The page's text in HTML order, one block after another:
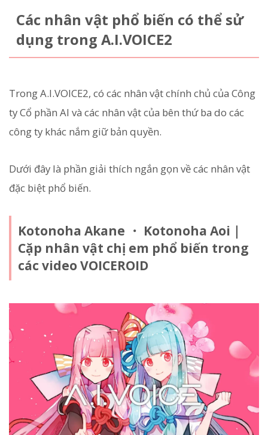
Các nhân vật phổ biến có thể sử
dụng trong A.I.VOICE2
Trong A.I.VOICE2, có các nhân vật chính chủ của Công
ty Cổ phần AI và các nhân vật của bên thứ ba do các
công ty khác nắm giữ bản quyền.
Dưới đây là phần giải thích ngắn gọn về các nhân vật
đặc biệt phổ biến.
Kotonoha Akane ・ Kotonoha Aoi｜
Cặp nhân vật chị em phổ biến trong
các video VOICEROID